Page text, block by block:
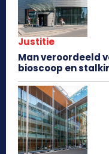
Justitie
Man veroordeeld
bioscoop en